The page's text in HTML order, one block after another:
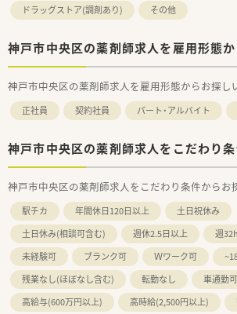
ドラッグストア(調剤あり)
その他
神戸市中央区の薬剤師求人を雇用形態
神戸市中央区の薬剤師求人を雇用形態からお探し
正社員 契約社員 パート・アルバイト
神戸市中央区の薬剤師求人をこだわり
神戸市中央区の薬剤師求人をこだわり条件からお
駅チカ 年間休日120日以上
土日祝休み
土日休み(相談可含む)
週休2.5日以上 週
未経験可
ブランク可 Ｗワーク可
残業なし(ほぼなし含む)
転勤なし
車通勤可
高給与(600万円以上)
高時給(2,500円以上)